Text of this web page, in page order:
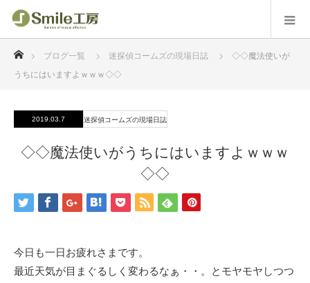
ブログ一覧 迷探偵コームズの現場日誌
◇◇魔法使いが
うちにはいますよｗｗｗ◇◇
2019.03.7 迷探偵コームズの現場日誌
◇◇魔法使いがうちにはいますよｗｗｗ
◇◇
今日も一日お疲れさまです。
最近天気が目まぐるしく変わるなぁ・・。とモヤモヤしつつ